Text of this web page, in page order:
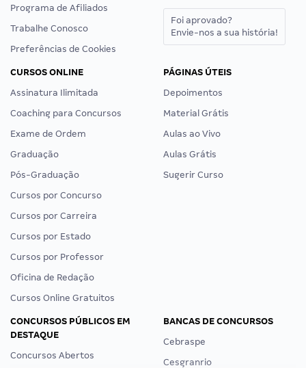
Programa de Afiliados
Trabalhe Conosco
Preferências de Cookies
Foi aprovado?
Envie-nos a sua história!
CURSOS ONLINE
Assinatura Ilimitada
Coaching para Concursos
Exame de Ordem
Graduação
Pós-Graduação
Cursos por Concurso
Cursos por Carreira
Cursos por Estado
Cursos por Professor
Oficina de Redação
Cursos Online Gratuitos
PÁGINAS ÚTEIS
Depoimentos
Material Grátis
Aulas ao Vivo
Aulas Grátis
Sugerir Curso
CONCURSOS PÚBLICOS EM
DESTAQUE
Concursos Abertos
BANCAS DE CONCURSOS
Cebraspe
Cesgranrio